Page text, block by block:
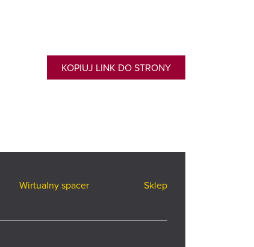
KOPIUJ LINK DO STRONY
Wirtualny spacer Sklep